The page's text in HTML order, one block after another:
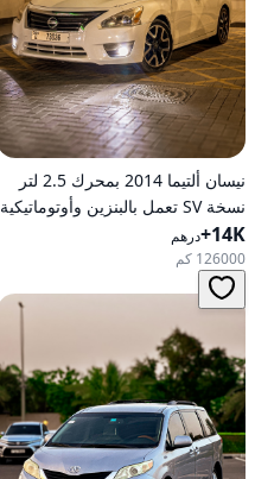
نيسان ألتيما 2014 بمحرك 2.5 لتر
نسخة SV تعمل بالبنزين وأوتوماتيكية
للدفع الأمامي
14K+ درهم
126000 كم